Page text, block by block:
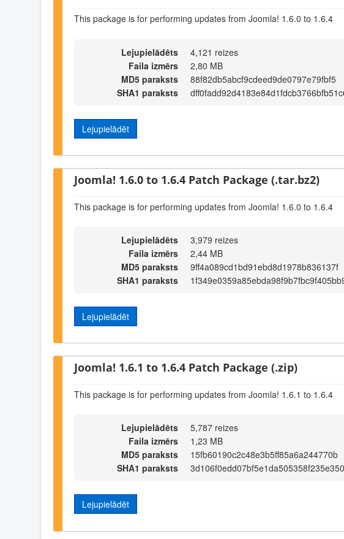
This package is for performing updates from Joomla! 1.6.0 to 1.6.4
Lejupielādēts
4,121 reizes
Faila izmērs
2,80 MB
MD5 paraksts
88f82db5abcf9cdeed9de0797e79fbf5
SHA1 paraksts
Lejupielādēt
Joomla! 1.6.0 to 1.6.4 Patch Package (.tar.bz2)
This package is for performing updates from Joomla! 1.6.0 to 1.6.4
Lejupielādēts
3,979 reizes
Faila izmērs
2,44 MB
MD5 paraksts
9ff4a089cd1bd91ebd8d1978b836137f
SHA1 paraksts
Lejupielādēt
Joomla! 1.6.1 to 1.6.4 Patch Package (.zip)
This package is for performing updates from Joomla! 1.6.1 to 1.6.4
Lejupielādēts
5,787 reizes
Faila izmērs
1,23 MB
MD5 paraksts
15fb60190c2c48e3b5ff85a6a244770b
SHA1 paraksts
Lejupielādēt